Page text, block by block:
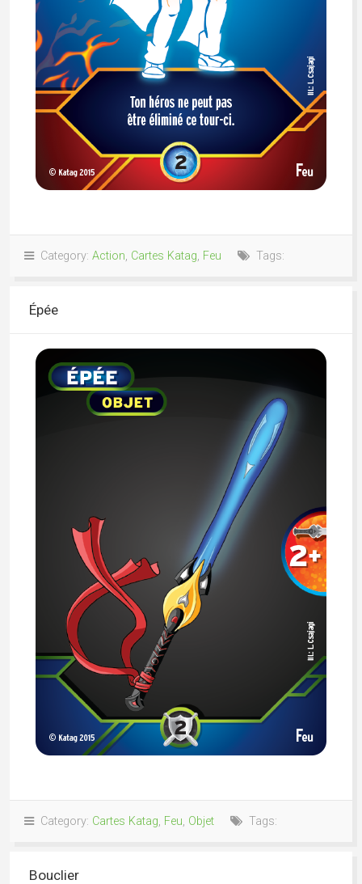
Category: Action, Cartes Katag, Feu Tags:
Épée
Category: Cartes Katag, Feu, Objet Tags:
Bouclier